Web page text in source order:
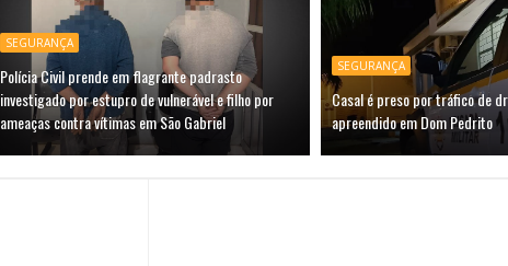
SEGURANÇA
Polícia Civil prende em flagrante padrasto
investigado por estupro de vulnerável e filho por
ameaças contra vítimas em São Gabriel
SEGURANÇA
Casal é preso por tráfico de
apreendido em Dom Pedrito